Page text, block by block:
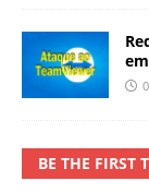
BE THE FIRST